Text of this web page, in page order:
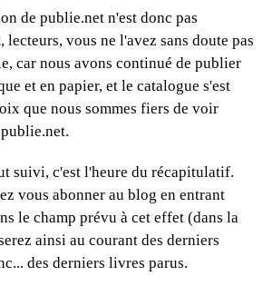
de publie.net n'est donc pas
lecteurs, vous ne l'avez sans doute pas
car nous avons continué de publier
et en papier, et le catalogue s'est
que nous sommes fiers de voir
suivi, c'est l'heure du récapitulatif.
vous abonner au blog en entrant
le champ prévu à cet effet (dans la
ainsi au courant des derniers
des derniers livres parus.